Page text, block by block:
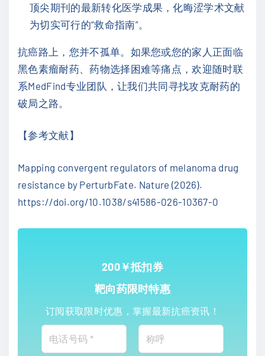
顶尖期刊的最新转化医学成果，化晦涩学术文献
为切实可行的“救命指南”。
抗癌路上，您并不孤单。如果您或您的家人正面临
黑色素瘤耐药、药物选择困难等痛点，欢迎随时联
系MedFind专业团队，让我们共同寻找攻克耐药的
破局之路。
【参考文献】
Mapping convergent regulators of melanoma drug
resistance by PerturbFate. Nature (2026).
https://doi.org/10.1038/s41586-026-10367-0
200￥抵扣券
靶向药限时特惠
订阅获取限时优惠，掌握最新抗癌资讯！